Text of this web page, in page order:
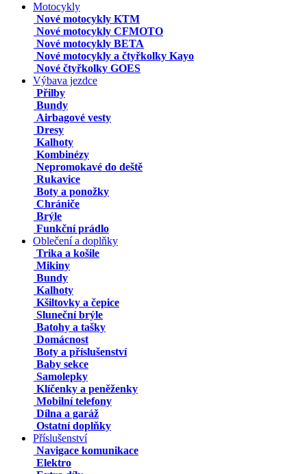
Motocykly
Nové motocykly KTM
Nové motocykly CFMOTO
Nové motocykly BETA
Nové motocykly a čtyřkolky Kayo
Nové čtyřkolky GOES
Výbava jezdce
Přilby
Bundy
Airbagové vesty
Dresy
Kalhoty
Kombinézy
Nepromokavé do deště
Rukavice
Boty a ponožky
Chrániče
Brýle
Funkční prádlo
Oblečení a doplňky
Trika a košile
Mikiny
Bundy
Kalhoty
Kšiltovky a čepice
Sluneční brýle
Batohy a tašky
Domácnost
Boty a příslušenství
Baby sekce
Samolepky
Klíčenky a peněženky
Mobilní telefony
Dílna a garáž
Ostatní doplňky
Příslušenství
Navigace komunikace
Elektro